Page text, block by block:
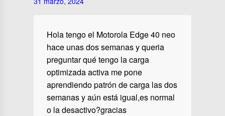
Hola tengo el Motorola Edge 40 neo
hace unas dos semanas y queria
preguntar qué tengo la carga
optimizada activa me pone
aprendiendo patrón de carga las dos
semanas y aún está igual,es normal
o la desactivo?gracias